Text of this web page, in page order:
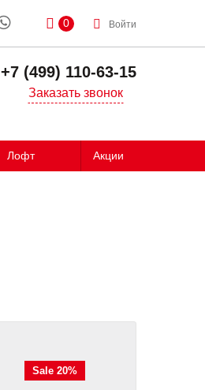
0 Войти
+7 (499) 110-63-15
Заказать звонок
Лофт Акции
Sale 20%